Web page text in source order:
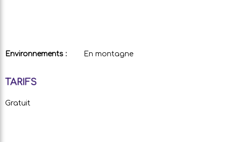
Environnements : En montagne
TARIFS
Gratuit